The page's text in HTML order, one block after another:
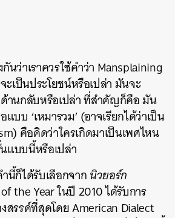
นว่าเราควรใช้คำว่า Mansplaining
เป็นประโยชน์หรือเปล่า มันจะ
ด้านกลับหรือเปล่า ที่สำคัญก็คือ มัน
บบ ‘เหมารวม’ (อาจเรียกได้ว่าเป็น
คือคิดว่าใครเกิดมาเป็นเพศไหน
บบนี้หรือเปล่า
นี้ก็ได้รับเลือกจากนิวยอร์ก
the Year ในปี 2010 ได้รับการ
สรรค์ที่สุดโดย American Dialect